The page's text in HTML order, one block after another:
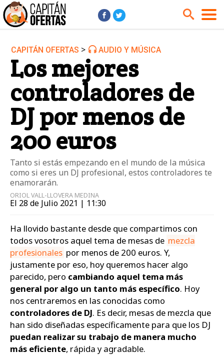
Audio y Música
Cámaras
Cine y Series
Coches
Deportes
Financiero
Hogar
Hoteles
Jardín
Juguetes
Libros
Móviles
Niños
Tecnología
Videojuegos
Zapatos
CAPITÁN OFERTAS > AUDIO Y MÚSICA
Los mejores
controladores de
DJ por menos de
200 euros
Tanto si estás empezando en el mundo de la música
como si eres un DJ profesional, estos controladores te
enamorarán.
ORIOL VALL-LLOVERA MEDINA
El 28 de Julio 2021 | 11:30
Ha llovido bastante desde que compartimos con
todos vosotros aquel tema de mesas de mezcla
profesionales por menos de 200 euros. Y,
justamente por eso, hoy queremos hacer algo
parecido, pero cambiando aquel tema más
general por algo un tanto más específico. Hoy
nos centraremos en las conocidas como
controladores de DJ. Es decir, mesas de mezcla que
han sido diseñadas específicamente para que los DJ
puedan realizar su trabajo de manera mucho
más eficiente, rápida y agradable.